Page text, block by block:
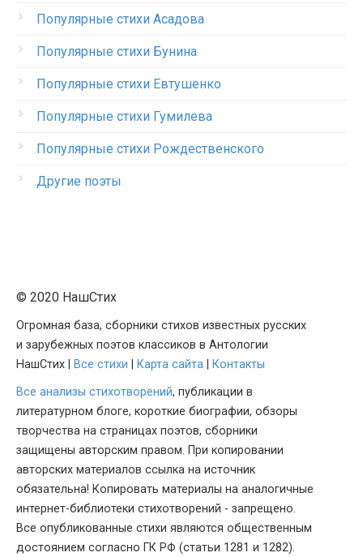
Популярные стихи Асадова
Популярные стихи Бунина
Популярные стихи Евтушенко
Популярные стихи Гумилева
Популярные стихи Рождественского
Другие поэты
© 2020 НашСтих
Огромная база, сборники стихов известных русских
и зарубежных поэтов классиков в Антологии
НашСтих |
Все стихи Карта сайта
Контакты
Все анализы стихотворений, публикации в
литературном блоге, короткие биографии, обзоры
творчества на страницах поэтов, сборники
защищены авторским правом. При копировании
авторских материалов ссылка на источник
обязательна! Копировать материалы на аналогичные
интернет-библиотеки стихотворений - запрещено.
Все опубликованные стихи являются общественным
достоянием согласно ГК РФ (статьи 1281 и 1282).